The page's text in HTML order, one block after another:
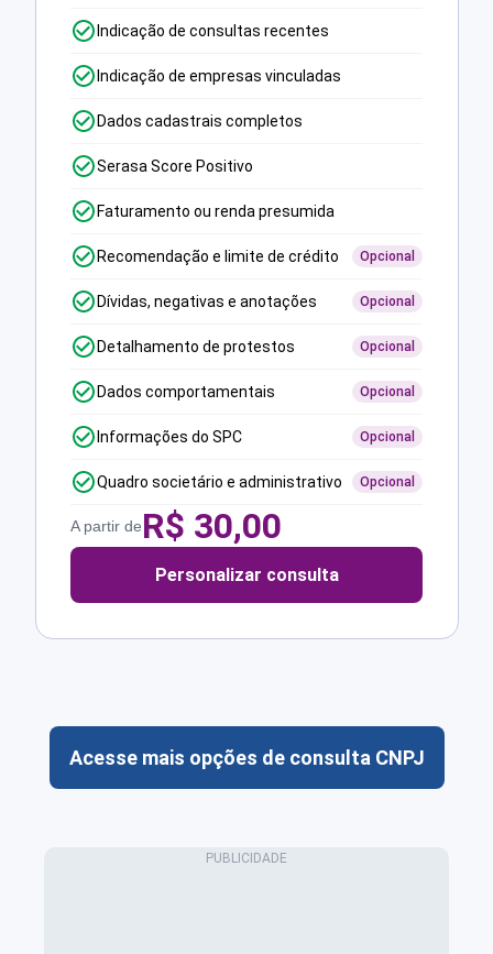
Indicação de consultas recentes
Indicação de empresas vinculadas
Dados cadastrais completos
Serasa Score Positivo
Faturamento ou renda presumida
Recomendação e limite de crédito Opcional
Dívidas, negativas e anotações Opcional
Detalhamento de protestos Opcional
Dados comportamentais Opcional
Informações do SPC Opcional
Quadro societário e administrativo Opcional
A partir deR$ 30,00
Personalizar consulta
Acesse mais opções de consulta CNPJ